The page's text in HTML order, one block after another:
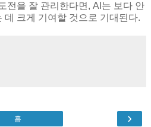
전을 잘 관리한다면, AI는 보다 안
데 크게 기여할 것으로 기대된다.
›
홈